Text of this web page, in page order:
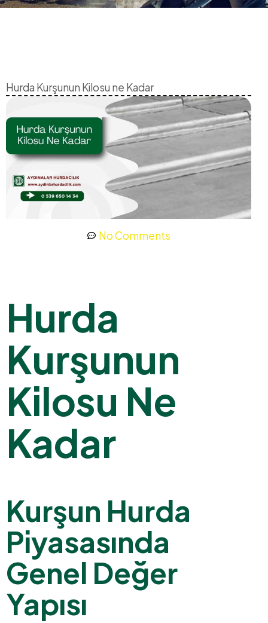
Hurda Kurşunun Kilosu ne Kadar
No Comments
Hurda
Kurşunun
Kilosu Ne
Kadar
Kurşun Hurda
Piyasasında
Genel Değer
Yapısı